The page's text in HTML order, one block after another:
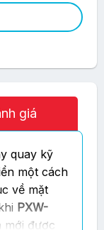
giá
quay kỹ
một cách
về mặt
PXW-
mới được